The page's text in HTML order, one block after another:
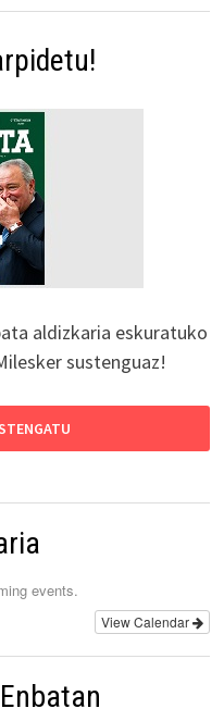
aldizkaria eskuratuko
sustenguaz!
events.
View Calendar